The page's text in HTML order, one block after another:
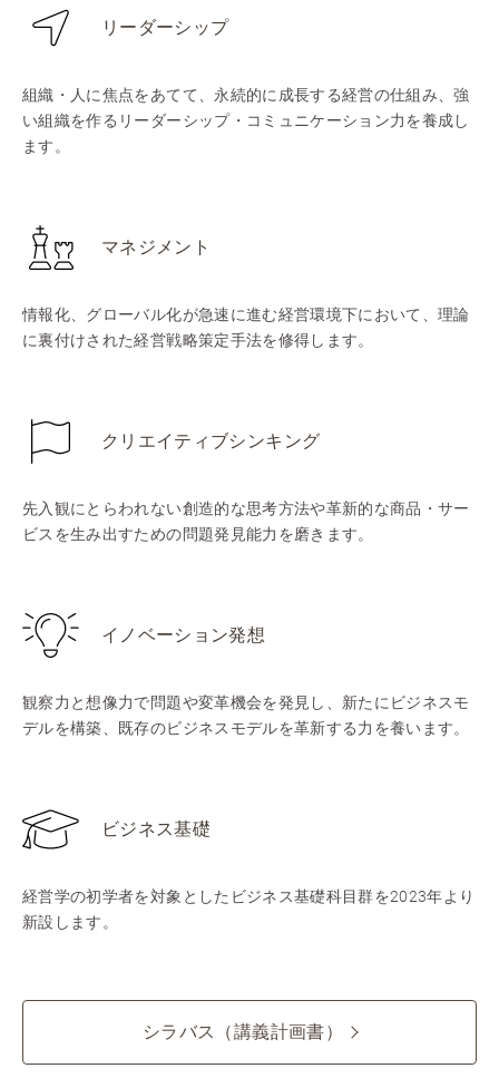
リーダーシップ
組織・人に焦点をあてて、永続的に成長する経営の仕組み、強
い組織を作るリーダーシップ・コミュニケーション力を養成し
ます。
マネジメント
情報化、グローバル化が急速に進む経営環境下において、理論
に裏付けされた経営戦略策定手法を修得します。
クリエイティブシンキング
先入観にとらわれない創造的な思考方法や革新的な商品・サー
ビスを生み出すための問題発見能力を磨きます。
イノベーション発想
観察力と想像力で問題や変革機会を発見し、新たにビジネスモ
デルを構築、既存のビジネスモデルを革新する力を養います。
ビジネス基礎
経営学の初学者を対象としたビジネス基礎科目群を2023年より
新設します。
シラバス（講義計画書）